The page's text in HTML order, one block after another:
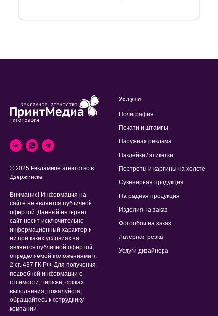
© 2025 Рекламное агентство в
Дзержинске
Внимание! Информация на
сайте не является публичной
офертой. Данный интернет
сайт носит исключительно
информационный характер и
ни при каких условиях на
является публичной офертой,
определяемой положениями ч.
2 ст. 437 ГК РФ. Для получения
подробной информации о
стоимости, тираже, сроках
выполнения, пожалуйста,
обращайтесь к сотруднику
компании.
Услуги
Полиграфия
Печати и штампы
Наружная реклама
Наклейки / этикетки
Портреты и картины на холсте
Сувенирная продукция
Наградная продукция
Изделия на заказ
Фотообои на заказ
Лазерная резка
Услуги дизайнера